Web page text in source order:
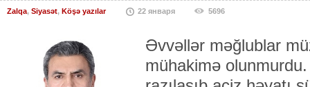
Zalqa, Siyasət, Köşə yazılar 22 января 5696
Əvvəllər məğlublar
mühakimə